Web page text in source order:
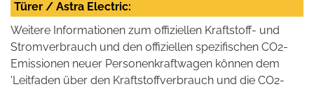
Türer / Astra Electric:
Weitere Informationen zum offiziellen Kraftstoff- und
Stromverbrauch und den offiziellen spezifischen CO2-
Emissionen neuer Personenkraftwagen können dem
'Leitfaden über den Kraftstoffverbrauch und die CO2-